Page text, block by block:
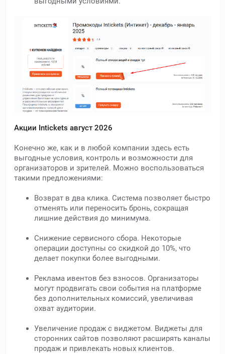
Акции Intickets август 2026
Конечно же, как и в любой компании здесь есть
выгодные условия, контроль и возможности для
организаторов и зрителей. Можно воспользоваться
такими предложениями:
Возврат в два клика. Система позволяет быстро
отменять или переносить бронь, сокращая
лишние действия до минимума.
Снижение сервисного сбора. Некоторые
операции доступны со скидкой до 10%, что
делает покупки более выгодными.
Реклама ивентов без взносов. Организаторы
могут продвигать свои события на платформе
без дополнительных комиссий, увеличивая
охват аудитории.
Увеличение продаж с виджетом. Виджеты для
сторонних сайтов позволяют расширять каналы
продаж и привлекать новых клиентов.